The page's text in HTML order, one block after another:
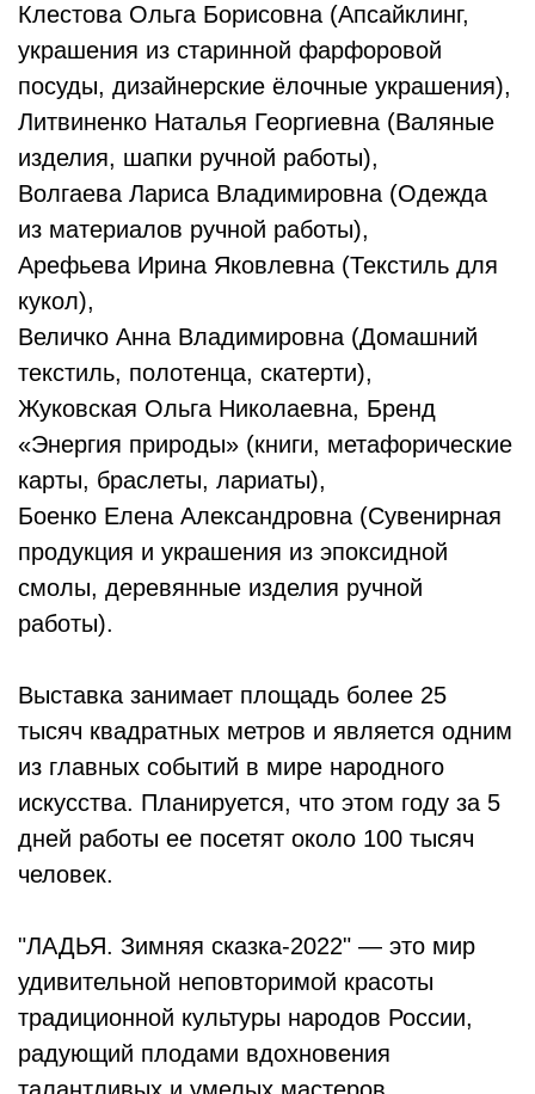
Клестова Ольга Борисовна (Апсайклинг,
украшения из старинной фарфоровой
посуды, дизайнерские ёлочные украшения),
Литвиненко Наталья Георгиевна (Валяные
изделия, шапки ручной работы),
Волгаева Лариса Владимировна (Одежда
из материалов ручной работы),
Арефьева Ирина Яковлевна (Текстиль для
кукол),
Величко Анна Владимировна (Домашний
текстиль, полотенца, скатерти),
Жуковская Ольга Николаевна, Бренд
«Энергия природы» (книги, метафорические
карты, браслеты, лариаты),
Боенко Елена Александровна (Сувенирная
продукция и украшения из эпоксидной
смолы, деревянные изделия ручной
работы).
Выставка занимает площадь более 25
тысяч квадратных метров и является одним
из главных событий в мире народного
искусства. Планируется, что этом году за 5
дней работы ее посетят около 100 тысяч
человек.
"ЛАДЬЯ. Зимняя сказка-2022" — это мир
удивительной неповторимой красоты
традиционной культуры народов России,
радующий плодами вдохновения